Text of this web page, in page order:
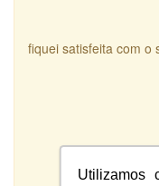
Utilizamos
fiquei satisfeita com o